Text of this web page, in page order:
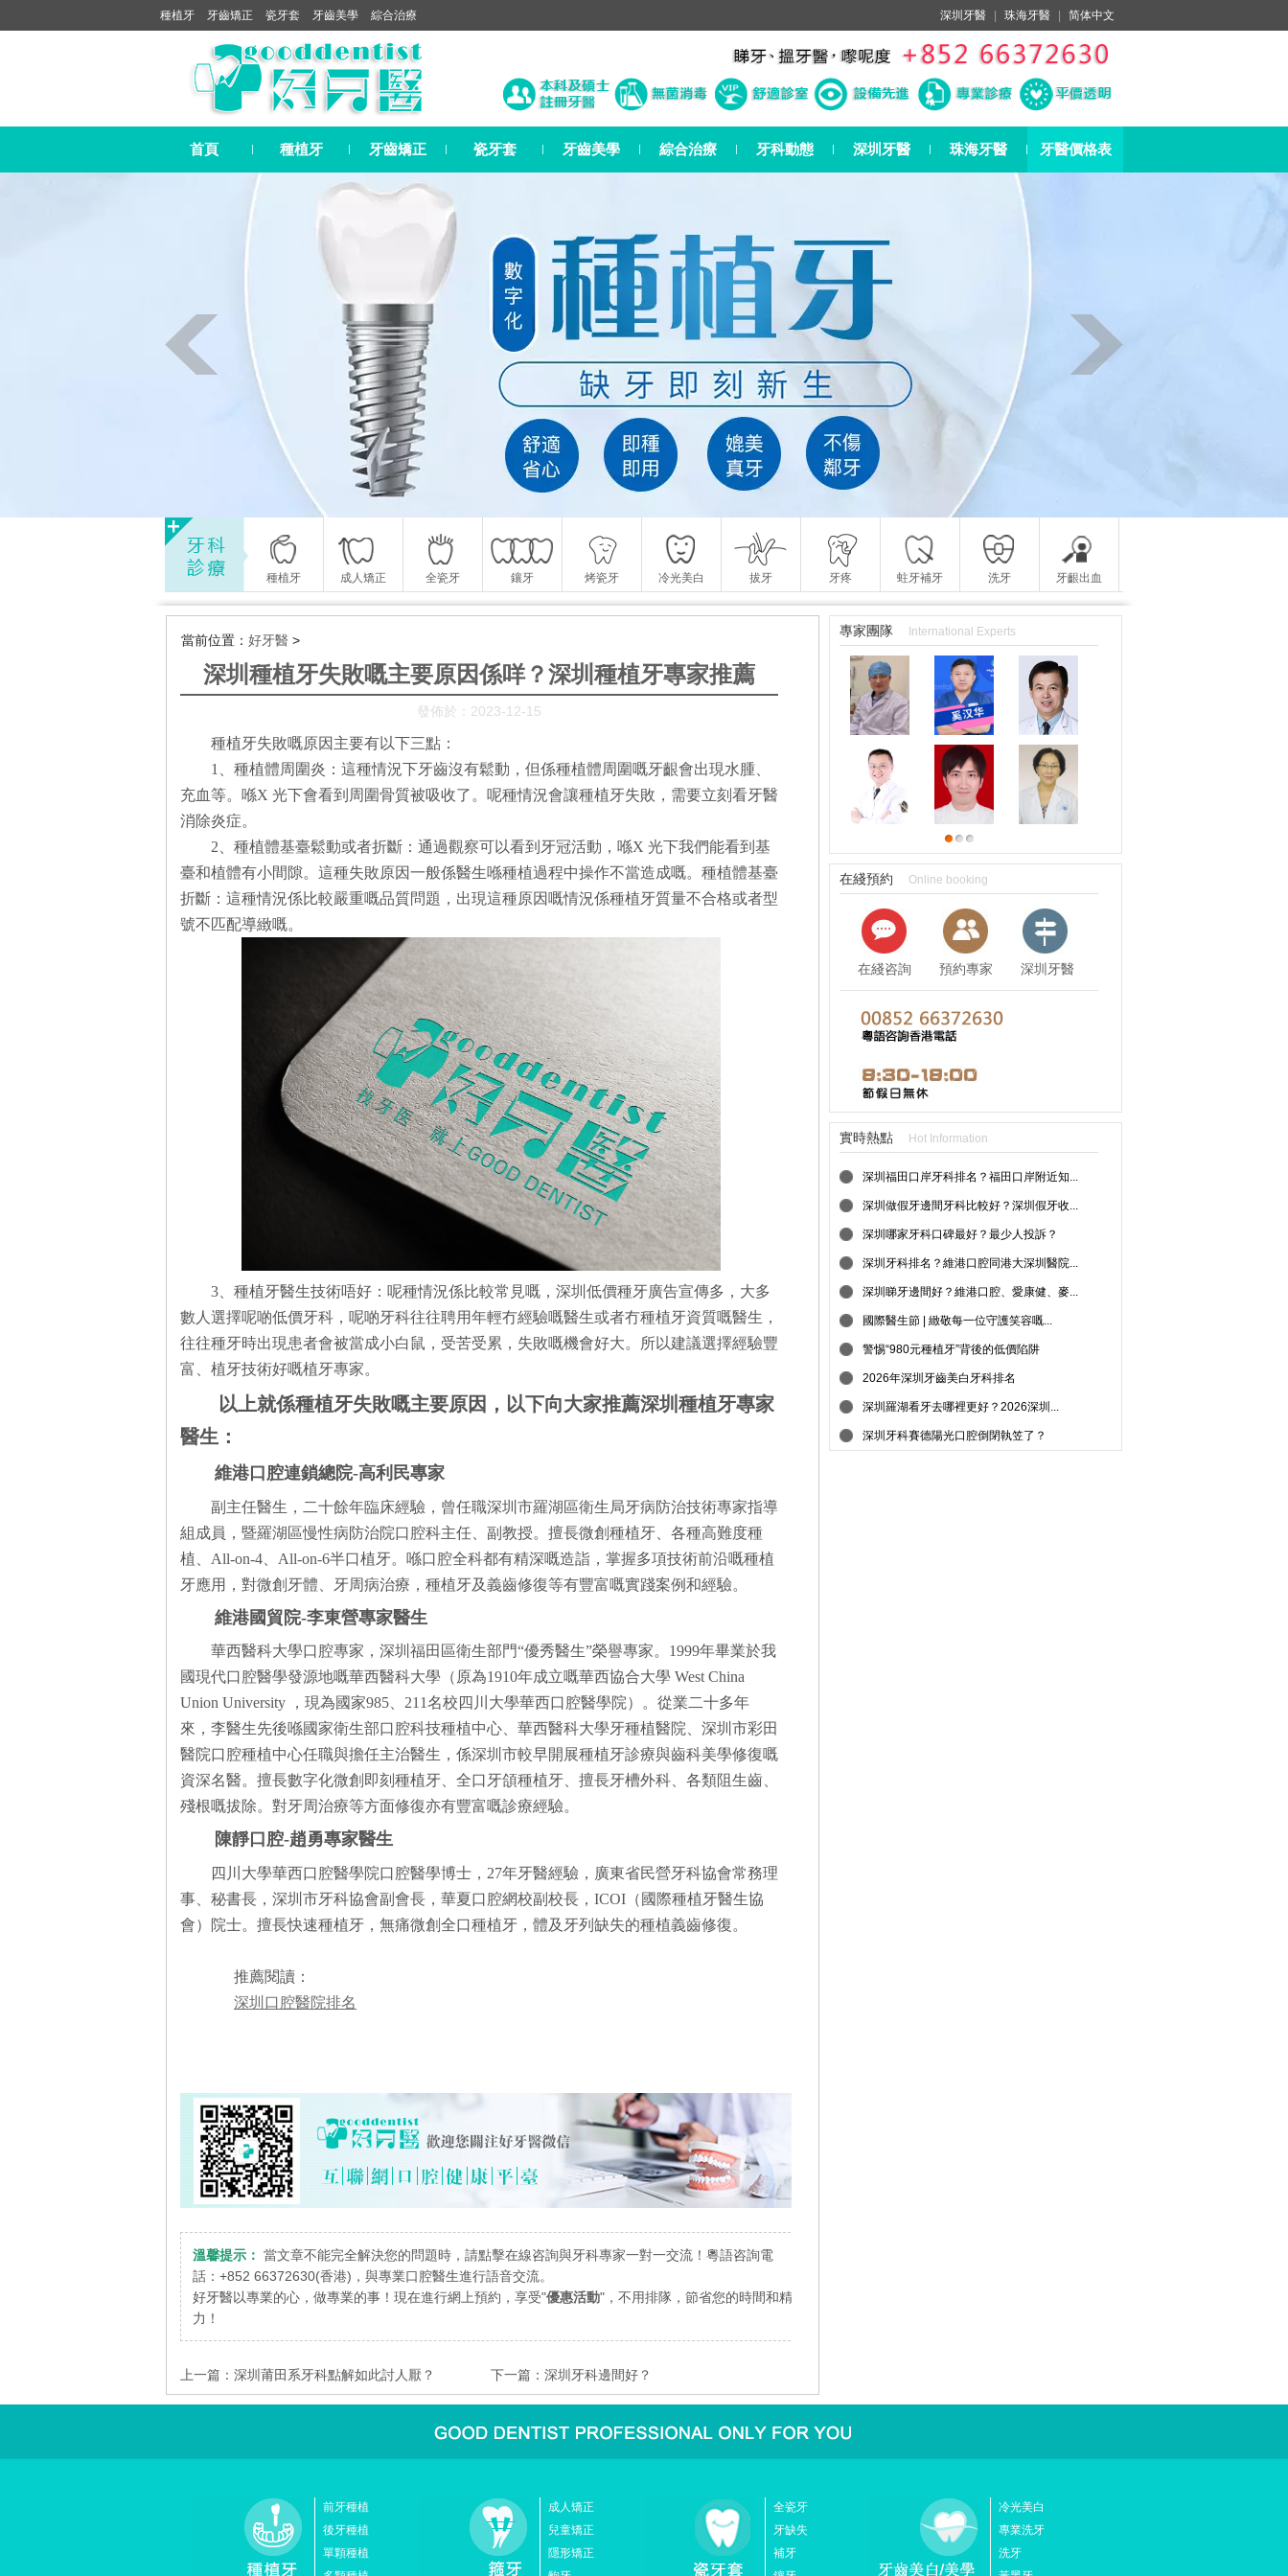
種植牙 牙齒矯正 瓷牙套 牙齒美學 綜合治療 深圳牙醫 珠海牙醫 简体中文
首頁 種植牙 牙齒矯正 瓷牙套 牙齒美學 綜合治療 牙科動態 深圳牙醫 珠海牙醫 牙醫價格表
種植牙 成人矯正 全瓷牙 鑲牙 烤瓷牙 冷光美白 拔牙 牙疼 蛀牙補牙 洗牙 牙齦出血
當前位置： 好牙醫 >
深圳種植牙失敗嘅主要原因係咩？深圳種植牙專家推薦
發佈於：2023-12-15
種植牙失敗嘅原因主要有以下三點：
1、種植體周圍炎：這種情況下牙齒沒有鬆動，但係種植體周圍嘅牙齦會出現水腫、
充血等。喺X 光下會看到周圍骨質被吸收了。呢種情況會讓種植牙失敗，需要立刻看牙醫
消除炎症。
2、種植體基臺鬆動或者折斷：通過觀察可以看到牙冠活動，喺X 光下我們能看到基
臺和植體有小間隙。這種失敗原因一般係醫生喺種植過程中操作不當造成嘅。種植體基臺
折斷：這種情況係比較嚴重嘅品質問題，出現這種原因嘅情況係種植牙質量不合格或者型
號不匹配導緻嘅。
3、種植牙醫生技術唔好：呢種情況係比較常見嘅，深圳低價種牙廣告宣傳多，大多
數人選擇呢啲低價牙科，呢啲牙科往往聘用年輕冇經驗嘅醫生或者冇種植牙資質嘅醫生，
往往種牙時出現患者會被當成小白鼠，受苦受累，失敗嘅機會好大。所以建議選擇經驗豐
富、植牙技術好嘅植牙專家。
以上就係種植牙失敗嘅主要原因，以下向大家推薦深圳種植牙專家
醫生：
維港口腔連鎖總院-高利民專家
副主任醫生，二十餘年臨床經驗，曾任職深圳市羅湖區衛生局牙病防治技術專家指導
組成員，暨羅湖區慢性病防治院口腔科主任、副教授。擅長微創種植牙、各種高難度種
植、All-on-4、All-on-6半口植牙。喺口腔全科都有精深嘅造詣，掌握多項技術前沿嘅種植
牙應用，對微創牙體、牙周病治療，種植牙及義齒修復等有豐富嘅實踐案例和經驗。
維港國貿院-李東營專家醫生
華西醫科大學口腔專家，深圳福田區衛生部門“優秀醫生”榮譽專家。1999年畢業於我
國現代口腔醫學發源地嘅華西醫科大學（原為1910年成立嘅華西協合大學 West China
Union University ，現為國家985、211名校四川大學華西口腔醫學院）。從業二十多年
來，李醫生先後喺國家衛生部口腔科技種植中心、華西醫科大學牙種植醫院、深圳市彩田
醫院口腔種植中心任職與擔任主治醫生，係深圳市較早開展種植牙診療與齒科美學修復嘅
資深名醫。擅長數字化微創即刻種植牙、全口牙頜種植牙、擅長牙槽外科、各類阻生齒、
殘根嘅拔除。對牙周治療等方面修復亦有豐富嘅診療經驗。
陳靜口腔-趙勇專家醫生
四川大學華西口腔醫學院口腔醫學博士，27年牙醫經驗，廣東省民營牙科協會常務理
事、秘書長，深圳市牙科協會副會長，華夏口腔網校副校長，ICOI（國際種植牙醫生協
會）院士。擅長快速種植牙，無痛微創全口種植牙，體及牙列缺失的種植義齒修復。
推薦閱讀：
深圳口腔醫院排名
溫馨提示： 當文章不能完全解決您的問題時，請點擊在線咨詢與牙科專家一對一交流！粵語咨詢電
話：+852 66372630(香港)，與專業口腔醫生進行語音交流。
好牙醫以專業的心，做專業的事！現在進行網上預約，享受"優惠活動"，不用排隊，節省您的時間和精
力！
上一篇： 深圳莆田系牙科點解如此討人厭？ 下一篇：深圳牙科邊間好？
專家團隊 International Experts
在綫預約 Online booking
在綫咨詢 預約專家
深圳牙醫
實時熱點 Hot Information
深圳福田口岸牙科排名？福田口岸附近知...
深圳做假牙邊間牙科比較好？深圳假牙收...
深圳哪家牙科口碑最好？最少人投訴？
深圳牙科排名？維港口腔同港大深圳醫院...
深圳睇牙邊間好？維港口腔、愛康健、麥...
國際醫生節 | 緻敬每一位守護笑容嘅...
警惕“980元種植牙”背後的低價陷阱
2026年深圳牙齒美白牙科排名
深圳羅湖看牙去哪裡更好？2026深圳...
深圳牙科賽德陽光口腔倒閉執笠了？
前牙種植
後牙種植
單顆種植
成人矯正
兒童矯正
隱形矯正
全瓷牙
牙缺失
補牙
冷光美白
專業洗牙
洗牙